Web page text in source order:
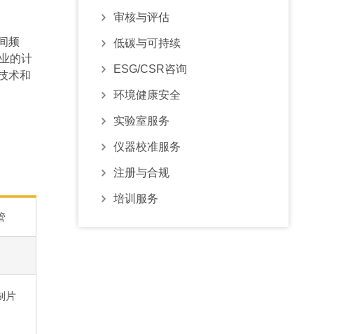
频
的计
术和
片
审核与评估
低碳与可持续
ESG/CSR咨询
环境健康安全
实验室服务
仪器校准服务
注册与合规
培训服务